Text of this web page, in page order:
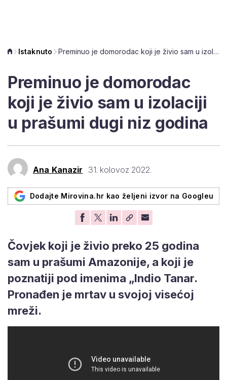
Istaknuto Preminuo je domorodac koji je živio sam u izolaciji u prašumi dugi niz godina
Preminuo je domorodac
koji je živio sam u izolaciji
u prašumi dugi niz godina
Ana Kanazir 31. kolovoz 2022.
Dodajte Mirovina.hr kao željeni izvor na Googleu
Čovjek koji je živio preko 25 godina
sam u prašumi Amazonije, a koji je
poznatiji pod imenima „Indio Tanar.
Pronađen je mrtav u svojoj visećoj
mreži.